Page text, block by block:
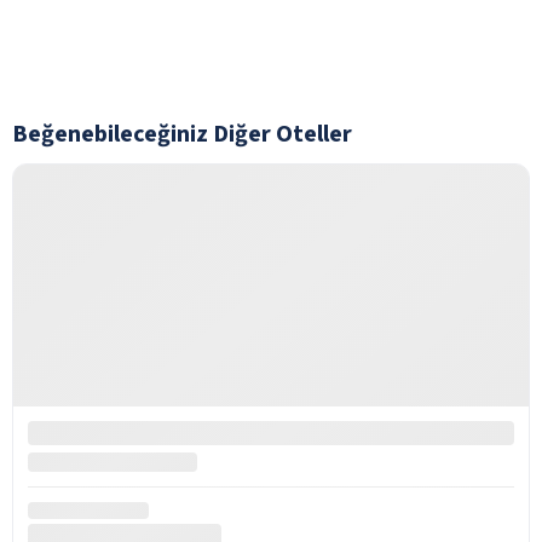
Beğenebileceğiniz Diğer Oteller